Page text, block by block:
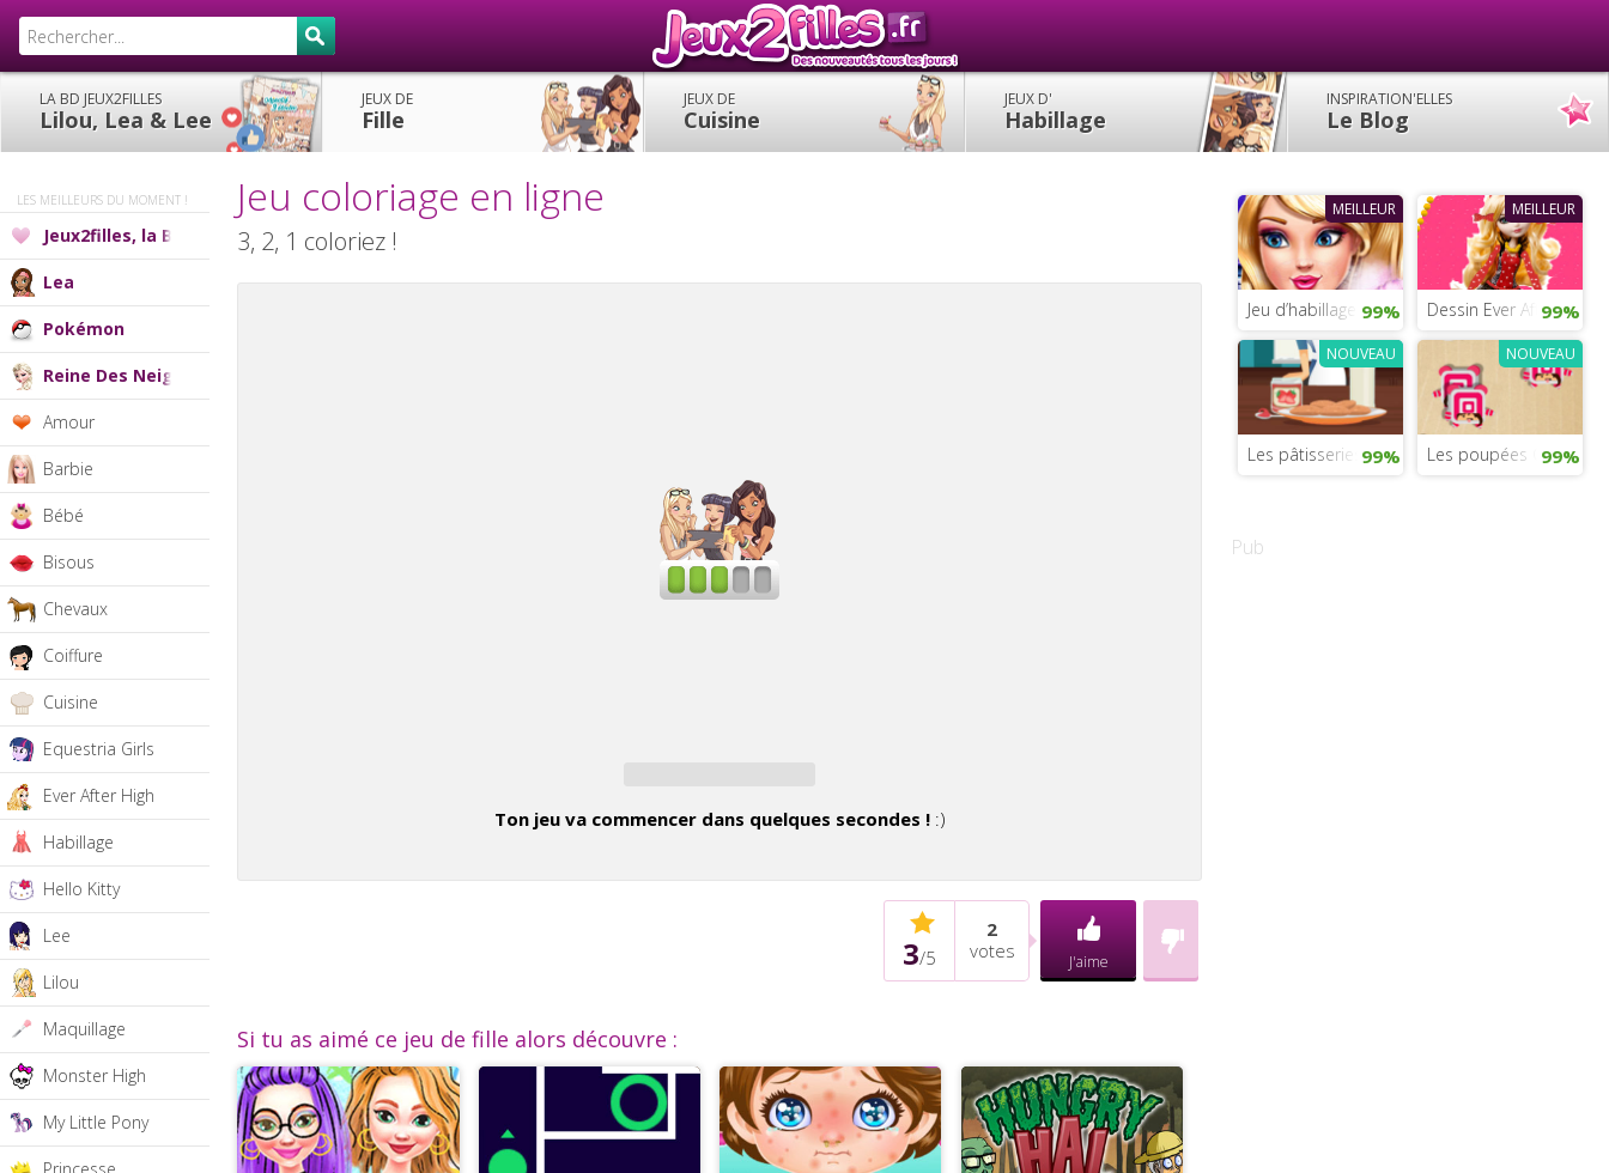
LA BD JEUX2FILLES
Lilou, Lea & Lee
JEUX DE
Fille
JEUX DE
Cuisine
JEUX D'
Habillage
INSPIRATION'ELLES
Le Blog
LES MEILLEURS DU MOMENT !
Jeux2filles, la BD
Lea
Pokémon
Reine Des Neiges
Amour
Barbie
Bébé
Bisous
Chevaux
Coiffure
Cuisine
Equestria Girls
Ever After High
Habillage
Hello Kitty
Lee
Lilou
Maquillage
Monster High
My Little Pony
Jeu coloriage en ligne
3, 2, 1 coloriez !
Ton jeu va commencer dans quelques secondes !:)
3/5
2
votes
J'aime
Si tu as aimé ce jeu de fille alors découvre :
MEILLEUR
Jeu d’habillage d’un couple pour la Saint
99%
MEILLEUR
Dessin Ever After High
99%
NOUVEAU
Les pâtisseries pour enfants
99%
NOUVEAU
Les poupées Chisais
99%
Pub